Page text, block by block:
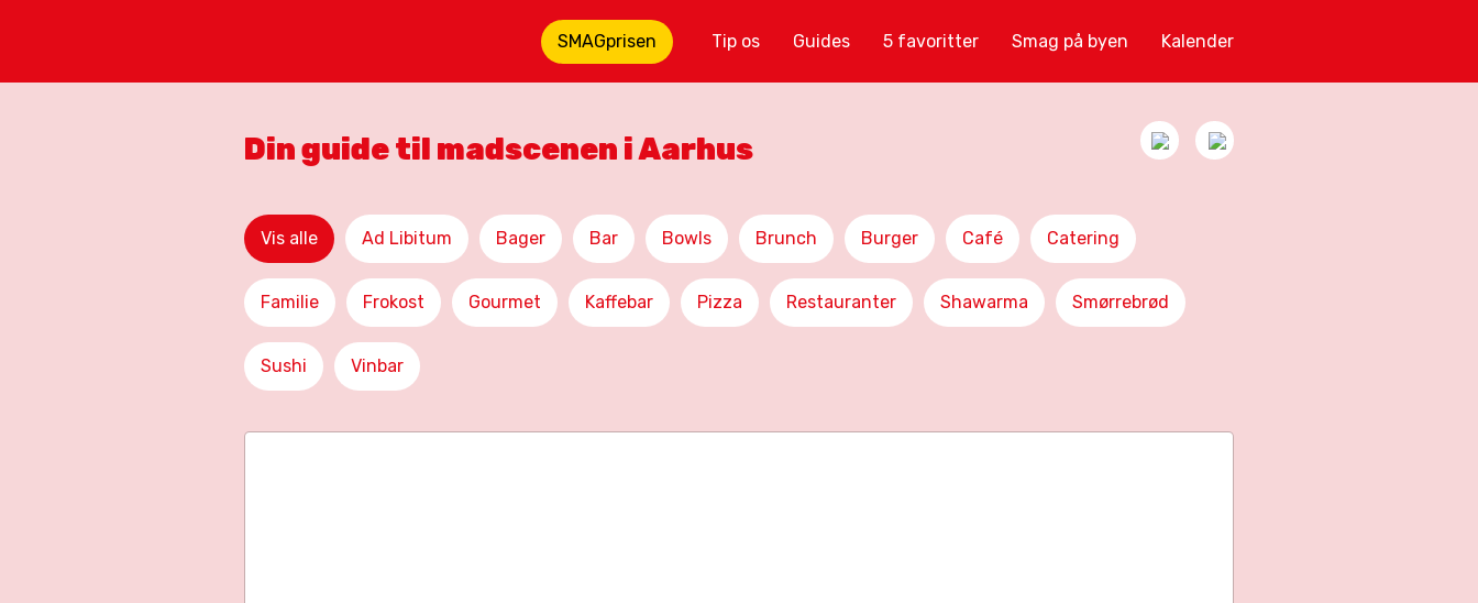
SMAGprisen Tip os Guides 5 favoritter Smag på byen Kalender
Din guide til madscenen i Aarhus
Vis alle Ad Libitum Bager Bar Bowls Brunch Burger Café Catering
Familie Frokost Gourmet Kaffebar Pizza Restauranter Shawarma Smørrebrød
Sushi Vinbar